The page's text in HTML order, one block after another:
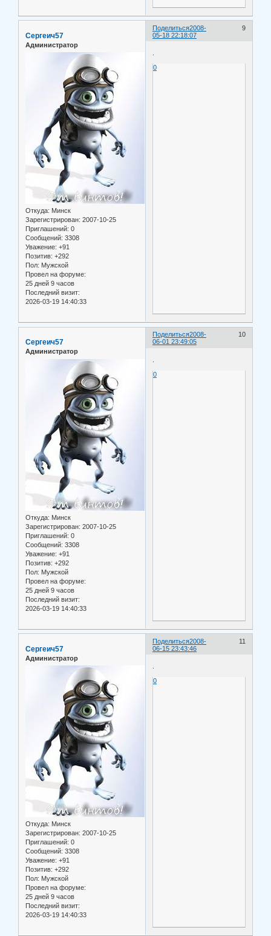
Поделиться 9
2008-
05-18 22:18:07
Сергеич57
Администратор
Откуда: Минск
Зарегистрирован: 2007-10-25
Приглашений: 0
Сообщений: 3308
Уважение: +91
Позитив: +292
Пол: Мужской
Провел на форуме:
25 дней 9 часов
Последний визит:
2026-03-19 14:40:33
.
0
Поделиться 10
2008-
06-01 23:49:05
Сергеич57
Администратор
Откуда: Минск
Зарегистрирован: 2007-10-25
Приглашений: 0
Сообщений: 3308
Уважение: +91
Позитив: +292
Пол: Мужской
Провел на форуме:
25 дней 9 часов
Последний визит:
2026-03-19 14:40:33
0
Поделиться 11
2008-
06-15 23:43:46
Сергеич57
Администратор
Откуда: Минск
Зарегистрирован: 2007-10-25
Приглашений: 0
Сообщений: 3308
Уважение: +91
Позитив: +292
Пол: Мужской
Провел на форуме:
25 дней 9 часов
Последний визит:
2026-03-19 14:40:33
0